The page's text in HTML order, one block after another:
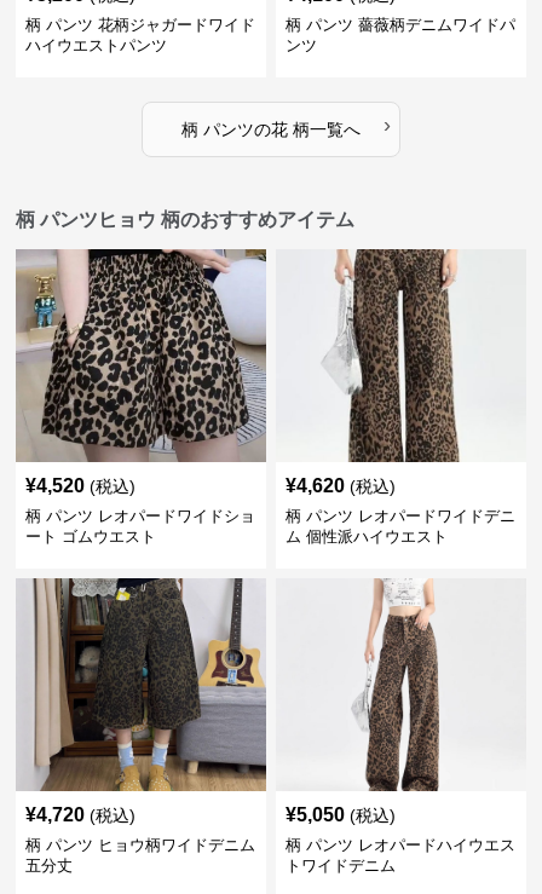
柄 パンツ 花柄ジャガードワイド
ハイウエストパンツ
柄 パンツ 薔薇柄デニムワイドパ
ンツ
柄 パンツの花 柄一覧へ ›
柄 パンツヒョウ 柄のおすすめアイテム
¥4,520 (税込)
柄 パンツ レオパードワイドショ
ート ゴムウエスト
¥4,620 (税込)
柄 パンツ レオパードワイドデニ
ム 個性派ハイウエスト
¥4,720 (税込)
柄 パンツ ヒョウ柄ワイドデニム
五分丈
¥5,050 (税込)
柄 パンツ レオパードハイウエス
トワイドデニム